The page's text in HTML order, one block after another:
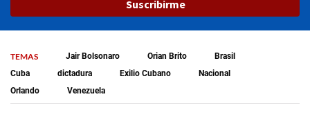
Suscribirme
TEMAS Jair Bolsonaro Orian Brito
Brasil
Cuba
dictadura Exilio Cubano
Nacional
Orlando
Venezuela